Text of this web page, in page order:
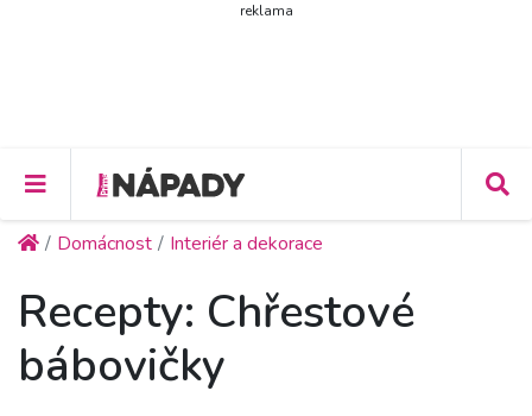
reklama
Domácnost Interiér a dekorace
Recepty: Chřestové
bábovičky